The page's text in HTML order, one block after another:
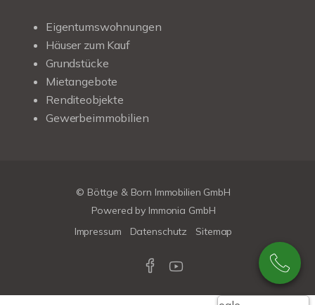
Eigentumswohnungen
Häuser zum Kauf
Grundstücke
Mietangebote
Renditeobjekte
Gewerbeimmobilien
© Böttge & Born Immobilien GmbH
Powered by Immonia GmbH
Impressum
Datenschutz Sitemap